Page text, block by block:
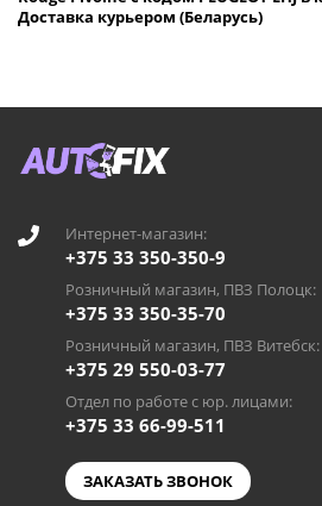
Доставка курьером (Беларусь)
Интернет-магазин:
+375 33 350-350-9
Розничный магазин, ПВЗ Полоцк:
+375 33 350-35-70
Розничный магазин, ПВЗ Витебск:
+375 29 550-03-77
Отдел по работе с юр. лицами:
+375 33 66-99-511
ЗАКАЗАТЬ ЗВОНОК